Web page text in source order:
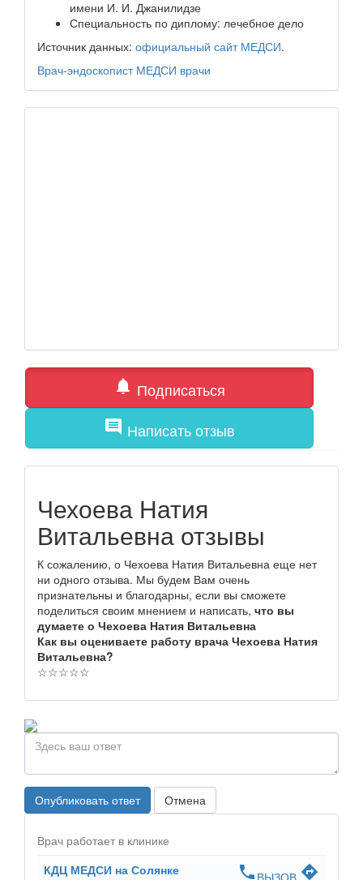
имени И. И. Джанилидзе
Специальность по диплому: лечебное дело
Источник данных: официальный сайт МЕДСИ.
Врач-эндоскопист МЕДСИ врачи
notifications Подписаться
comment Написать отзыв
Чехоева Натия
Витальевна отзывы
К сожалению, о Чехоева Натия Витальевна еще нет
ни одного отзыва. Мы будем Вам очень
признательны и благодарны, если вы сможете
поделиться своим мнением и написать, что вы
думаете о Чехоева Натия Витальевна
Как вы оцениваете работу врача Чехоева Натия
Витальевна?
☆☆☆☆☆
Опубликовать ответ Отмена
Врач работает в клинике
КДЦ МЕДСИ на Солянке
phone directions